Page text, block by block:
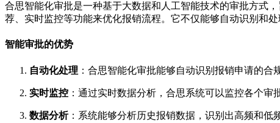
合思智能化审批是一种基于大数据和人工智能技术的审批方式
荐、实时监控等功能来优化报销流程。它不仅能够自动识别和
智能审批的优势
自动化处理 ：合思智能化审批能够自动识别报销申请的
实时监控 ：通过实时数据分析，合思系统可以监控各个
数据分析：系统能够分析历史报销数据，识别出高频和低